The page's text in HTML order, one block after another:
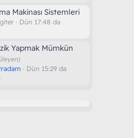
Makinası Sistemleri
Dün 17:48 da
Yapmak Mümkün
Dün 15:29 da